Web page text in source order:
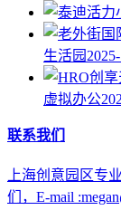
生活园
虚拟办公
联系我们
上海创意园区专
们，E-mail